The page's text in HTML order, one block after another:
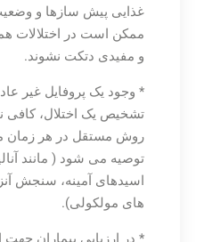
غذایی پیش سازها و وضعیت
ممکن است در اختلالات
و مفیدی دتکت نشوند.
* وجود یک پروفایل غیر
تشخیص یک اختلال، کافی
روش مستقل در هر زمان
توصیه می شود ( مانند
های مولکولی).